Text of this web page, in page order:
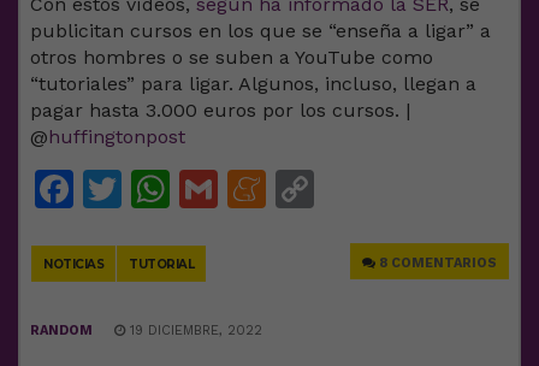
Con estos vídeos, según ha informado la SER, se
publicitan cursos en los que se “enseña a ligar” a
otros hombres o se suben a YouTube como
“tutoriales” para ligar. Algunos, incluso, llegan a
pagar hasta 3.000 euros por los cursos. |
@huffingtonpost
Facebook
Twitter
WhatsApp
GmailMeneame
NOTICIAS TUTORIAL 8 COMENTARIOS
RANDOM 19 DICIEMBRE, 2022